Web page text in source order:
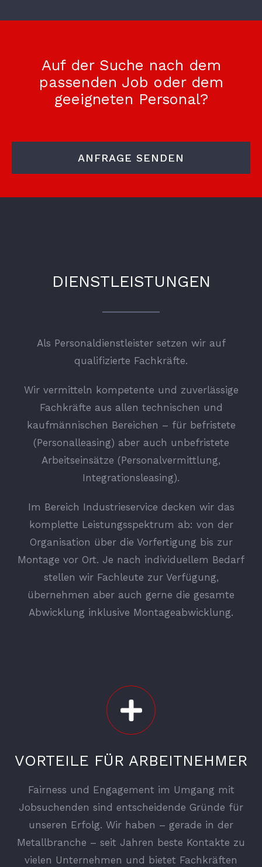
Auf der Suche nach dem
passenden Job oder dem
geeigneten Personal?
ANFRAGE SENDEN
DIENSTLEISTUNGEN
Als Personaldienstleister setzen wir auf
qualifizierte Fachkräfte.
Wir vermitteln kompetente und zuverlässige
Fachkräfte aus allen technischen und
kaufmännischen Bereichen – für befristete
(Personalleasing) aber auch unbefristete
Arbeitseinsätze (Personalvermittlung,
Integrationsleasing).
Im Bereich Industrieservice decken wir das
komplette Leistungsspektrum ab: von der
Organisation über die Vorfertigung bis zur
Montage vor Ort. Je nach individuellem Bedarf
stellen wir Fachleute zur Verfügung,
übernehmen aber auch gerne die gesamte
Abwicklung inklusive Montageabwicklung.
VORTEILE FÜR ARBEITNEHMER
Fairness und Engagement im Umgang mit
Jobsuchenden sind entscheidende Gründe für
unseren Erfolg. Wir haben – gerade in der
Metallbranche – seit Jahren beste Kontakte zu
vielen Unternehmen und bietet Fachkräften